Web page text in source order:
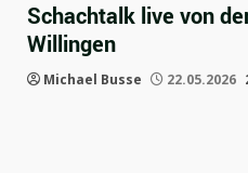
Schachtalk live von
Willingen
Michael Busse 22.05.2026